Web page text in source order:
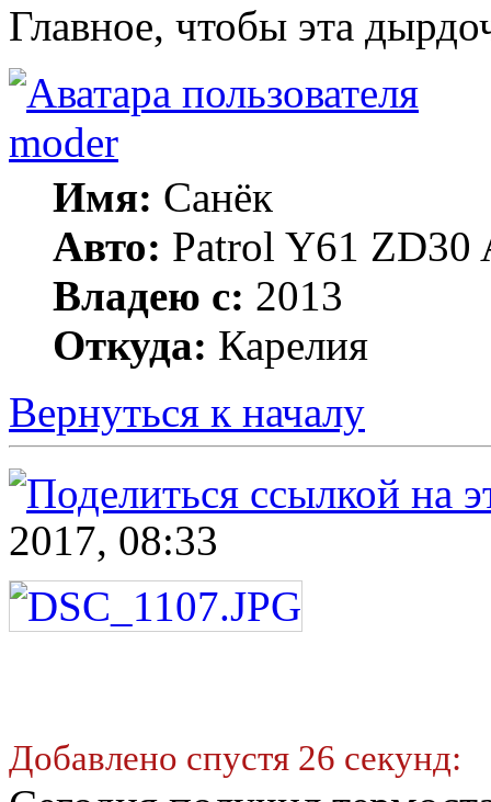
Главное, чтобы эта
moder
Имя: Санёк
Авто: Patrol Y61 ZD30
Владею с: 2013
Откуда: Карелия
Вернуться к началу
2017, 08:33
Добавлено спустя 26 секунд: